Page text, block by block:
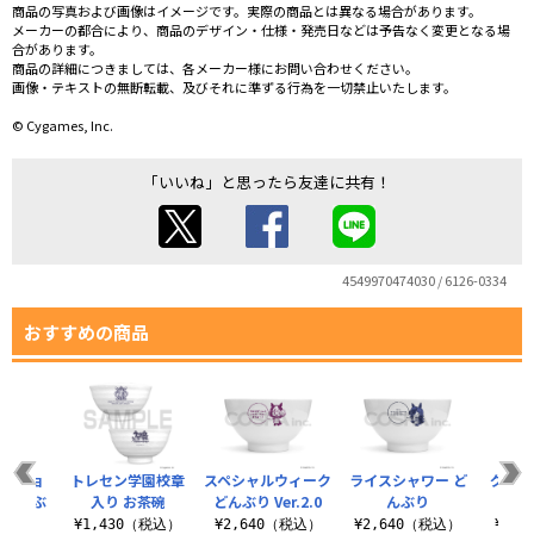
商品の写真および画像はイメージです。実際の商品とは異なる場合があります。
メーカーの都合により、商品のデザイン・仕様・発売日などは予告なく変更となる場
合があります。
商品の詳細につきましては、各メーカー様にお問い合わせください。
画像・テキストの無断転載、及びそれに準ずる行為を一切禁止いたします。
© Cygames, Inc.
「いいね」と思ったら友達に共有！
4549970474030 / 6126-0334
おすすめの商品
スペシャルウィーク
どんぶり Ver.2.0
¥2,640（税込）
ライスシャワー ど
んぶり
¥2,640（税込）
グラ
ショ
んぶ
トレセン学園校章
入り お茶碗
¥1,430（税込）